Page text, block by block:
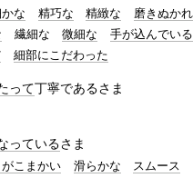
な 精巧な 精緻な 磨きぬか
繊細な 微細な 手が込んでいる
細部にこだわった
って丁寧であるさま
っているさま
がこまかい 滑らかな スムース